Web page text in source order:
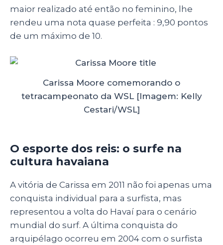
maior realizado até então no feminino, lhe
rendeu uma nota quase perfeita : 9,90 pontos
de um máximo de 10.
Carissa Moore comemorando o
tetracampeonato da WSL [Imagem: Kelly
Cestari/WSL]
O esporte dos reis: o surfe na
cultura havaiana
A vitória de Carissa em 2011 não foi apenas uma
conquista individual para a surfista, mas
representou a volta do Havaí para o cenário
mundial do surf. A última conquista do
arquipélago ocorreu em 2004 com o surfista